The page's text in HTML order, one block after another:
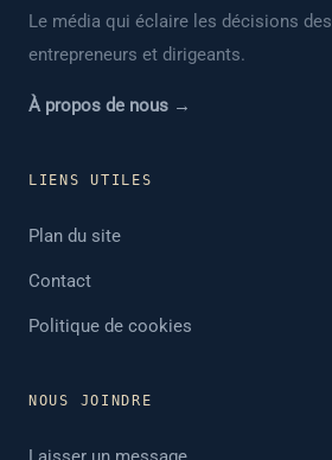
Le média qui éclaire les décisions des
entrepreneurs et dirigeants.
À propos de nous →
LIENS UTILES
Plan du site
Contact
Politique de cookies
NOUS JOINDRE